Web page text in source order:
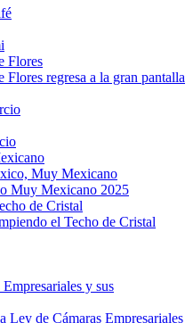
Flores
Flores regresa a la gran pantalla
Muy Mexicano
Muy Mexicano 2025
de Cristal
el Techo de Cristal
y sus
Ley de Cámaras Empresariales